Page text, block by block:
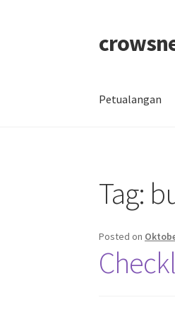
Skip
to
Skip
to
Petualangan
Tag:
Posted on